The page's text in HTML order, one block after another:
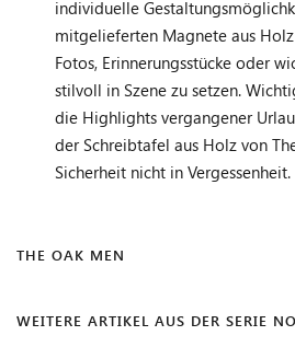
individuelle
mitgelieferten Magnete aus
Fotos, Erinnerungsstücke oder
stilvoll in Szene zu setzen.
die Highlights vergangener
der Schreibtafel aus Holz von
Sicherheit nicht in Vergessenheit.
THE OAK MEN
WEITERE ARTIKEL AUS DER SERIE